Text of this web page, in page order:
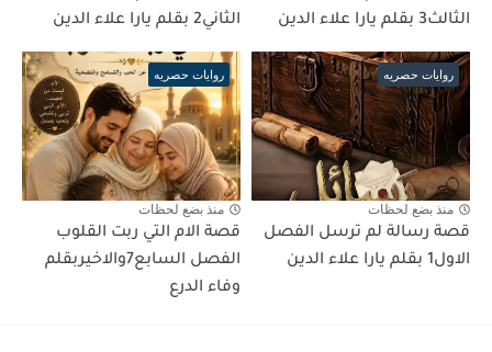
الثالث3 بقلم يارا علاء الدين
الثاني2 بقلم يارا علاء الدين
روايات حصريه
منذ بضع لحظات
قصة رسالة لم ترسل الفصل
الاول1 بقلم يارا علاء الدين
روايات حصريه
منذ بضع لحظات
قصة الام التي ربت القلوب
الفصل السابع7والاخيربقلم
وفاء الدرع